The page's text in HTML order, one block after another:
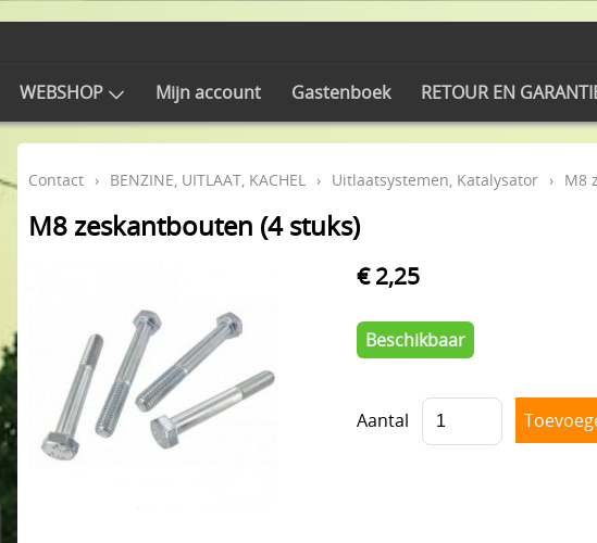
WEBSHOP Mijn account Gastenboek RETOUR EN
Contact › BENZINE, UITLAAT, KACHEL › Uitlaatsystemen, Katalysator › M8
M8 zeskantbouten (4 stuks)
€ 2,25
Beschikbaar
Aantal